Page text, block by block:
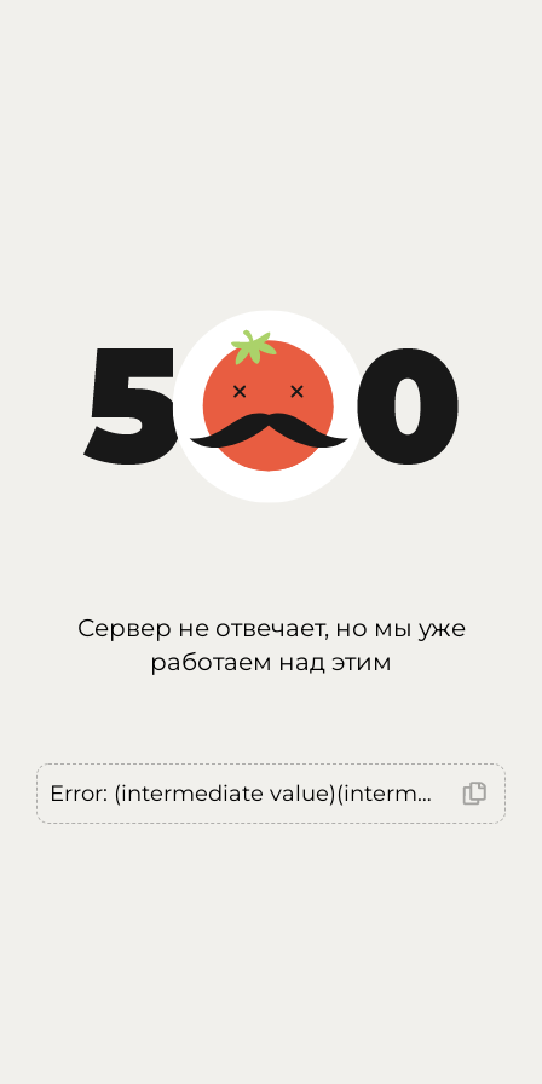
Сервер не отвечает, но мы уже
работаем над этим
Error: (intermediate value)(intermediate value)(intermediate value).replaceAll is not a function